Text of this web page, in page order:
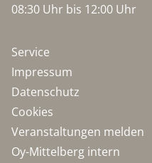
08:30 Uhr bis 12:00 Uhr
Service
Impressum
Datenschutz
Cookies
Veranstaltungen melden
Oy-Mittelberg intern